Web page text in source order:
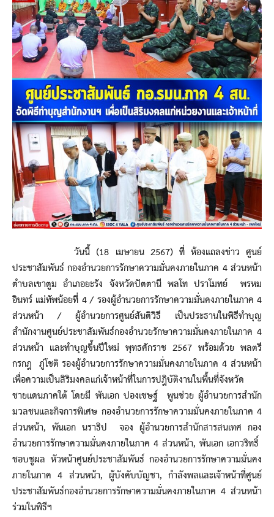
วันนี้ (18 เมษายน 2567) ที่ ห้องแถลงข่าว ศูนย์
ประชาสัมพันธ์ กองอำนวยการรักษาความมั่นคงภายในภาค 4 ส่วนหน้า
ตำบลเขาตูม อำเภอยะรัง จังหวัดปัตตานี พลโท ปราโมทย์ พรหม
อินทร์ แม่ทัพน้อยที่ 4 / รองผู้อำนวยการรักษาความมั่นคงภายในภาค 4
ส่วนหน้า / ผู้อำนวยการศูนย์สันติวิธี เป็นประธานในพิธีทำบุญ
สำนักงานศูนย์ประชาสัมพันธ์กองอำนวยรักษาความมั่นคงภายในภาค 4
ส่วนหน้า และทำบุญขึ้นปีใหม่ พุทธศักราช 2567 พร้อมด้วย พลตรี
กรกฎ ภู่โชติ รองผู้อำนวยการรักษาความมั่นคงภายในภาค 4 ส่วนหน้า
เพื่อความเป็นสิริมงคลแก่เจ้าหน้าที่ในการปฎิบัติงานในพื้นที่จังหวัด
ชายแดนภาคใต้ โดยมี พันเอก ปองเชษฐ์ พูนช่วย ผู้อำนวยการสำนัก
มวลชนและกิจการพิเศษ กองอำนวยการรักษาความมั่นคงภายในภาค 4
ส่วนหน้า, พันเอก นราธิป จอง ผู้อำนวยการสำนักสารสนเทศ กอง
อำนวยการรักษาความมั่นคงภายในภาค 4 ส่วนหน้า, พันเอก เอกวริทธิ์
ชอบชูผล หัวหน้าศูนย์ประชาสัมพันธ์ กองอำนวยการรักษาความมั่นคง
ภายในภาค 4 ส่วนหน้า, ผู้บังคับบัญชา, กำลังพลและเจ้าหน้าที่ศูนย์
ประชาสัมพันธ์กองอำนวยการรักษาความมั่นคงภายในภาค 4 ส่วนหน้า
ร่วมในพิธีฯ